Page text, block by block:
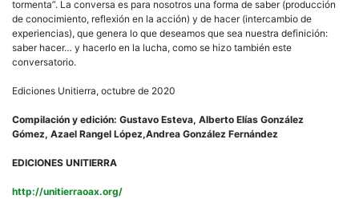
tormenta”. La conversa es para nosotros una forma de saber (producción
de conocimiento, reflexión en la acción) y de hacer (intercambio de
experiencias), que genera lo que deseamos que sea nuestra definición:
saber hacer… y hacerlo en la lucha, como se hizo también este
conversatorio.
Ediciones Unitierra, octubre de 2020
Compilación y edición: Gustavo Esteva, Alberto Elías González
Gómez, Azael Rangel López,Andrea González Fernández
EDICIONES UNITIERRA
http://unitierraoax.org/